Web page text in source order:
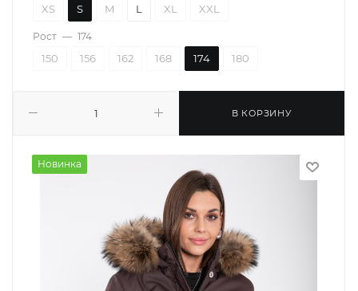
В КОРЗИНУ
XS S M L XL XXL
Рост — 174
150 156 162 168 174 180
Новинка